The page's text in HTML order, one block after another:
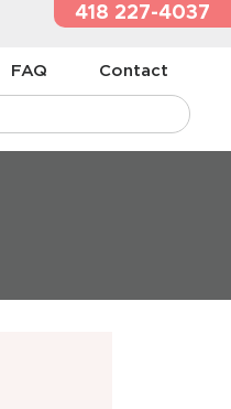
418 227-4037
FAQ Contact